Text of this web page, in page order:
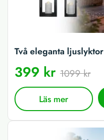
Två eleganta ljuslyktor
399 kr 1099 kr
Läs mer